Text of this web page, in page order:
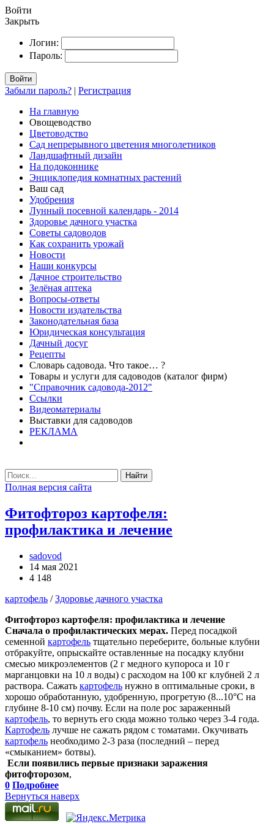
Войти
Закрыть
Логин:
Пароль:
Войти
Забыли пароль? | Регистрация
На главную
Овощеводство
Цветоводство
Сад непрерывного цветения многолетников
Ландшафтный дизайн
На подоконнике
Энциклопедия комнатных растений
Ваш сад
Удобрения
Лунный посевной календарь - 2014
Здоровье дачного участка
Советы садоводов
Как сохранить урожай
Новости
Наши конкурсы
Дачное строительство
Зелёная аптека
Вопросы-ответы
Новости издательства
Законодательная база
Юридическая консультация
Дачный досуг
Рецепты
Словарь садовода. Что такое… ?
Товары и услуги для садоводов (каталог фирм)
"Справочник садовода-2012"
Ссылки
Видеоматериалы
Выставки для садоводов
РЕКЛАМА
Найти
Полная версия сайта
Фитофтороз картофеля:
профилактика и лечение
sadovod
14 мая 2021
4 148
картофель /Здоровье дачного участка
Фитофтороз картофеля: профилактика и лечение
Сначала о профилактических мерах. Перед посадкой
семенной картофель тщательно переберите, больные клубни
отбракуйте, опрыскайте оставленные на посадку клубни
смесью микроэлементов (2 г медного купороса и 10 г
марганцовки на 10 л воды) с расходом на 100 кг клубней 2 л
раствора. Сажать картофель нужно в оптимальные сроки, в
хорошо обработанную, удобренную, прогретую (8...10°C на
глубине 8-10 см) почву. Если на поле рос зараженный
картофель, то вернуть его сюда можно только через 3-4 года.
Картофель лучше не сажать рядом с томатами. Окучивать
картофель необходимо 2-3 раза (последний – перед
«смыканием» ботвы).
Если появились первые признаки заражения
фитофторозом,
0 Подробнее
Вернуться наверх